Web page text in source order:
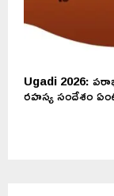
Ugadi 2026:
రహస్య సందేశం